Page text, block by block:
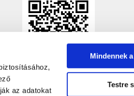
az adatokat
Mindennek
Testre